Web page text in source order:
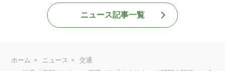
ニュース記事一覧
ホーム ニュース
交通